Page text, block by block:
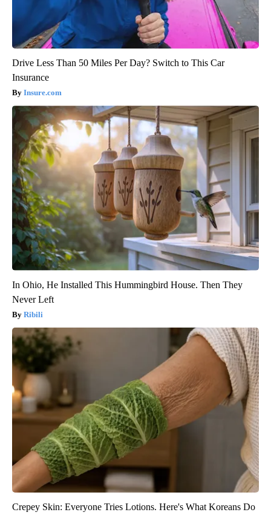
Drive Less Than 50 Miles Per Day? Switch to This Car
Insurance
Insure.com
In Ohio, He Installed This Hummingbird House. Then They
Never Left
Ribili
Crepey Skin: Everyone Tries Lotions. Here's What Koreans Do